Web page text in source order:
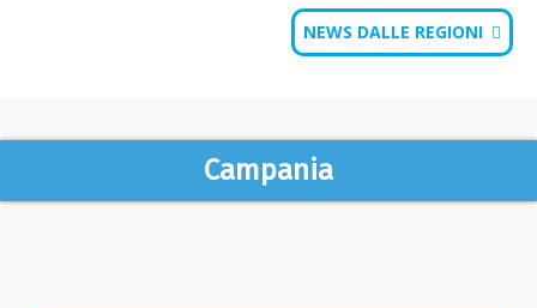
NEWS DALLE REGIONI
Campania